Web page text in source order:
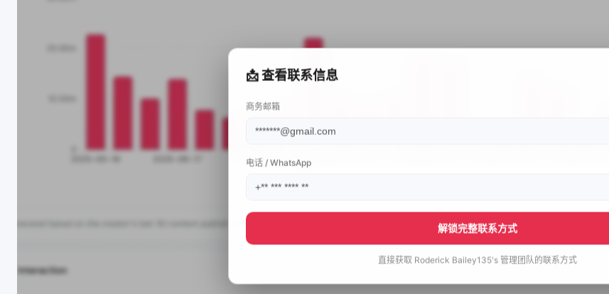
📩 查看联系信息
商务邮箱
电话 / WhatsApp
解锁完整联系方式
直接获取 Roderick Bailey135's 管理团队的联系方式